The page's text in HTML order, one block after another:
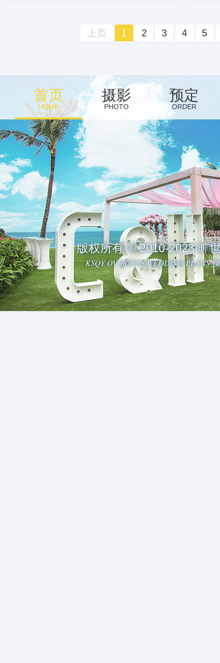
上页 1 2 3 4 5
首页
HOME
摄影
PHOTO
预定
ORDER
版权所有 © 2010-2023 旷
KSQY OVERSEAS WEDDING PLANS